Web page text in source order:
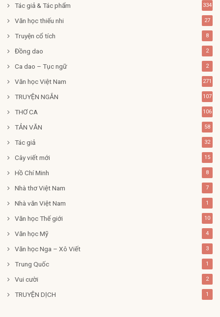
Tác giả & Tác phẩm 334
Văn học thiếu nhi 27
Truyện cổ tích 8
Đồng dao 2
Ca dao – Tục ngữ 2
Văn học Việt Nam 271
TRUYỆN NGẮN 107
THƠ CA 106
TẢN VĂN 58
Tác giả 32
Cây viết mới 15
Hồ Chí Minh 8
Nhà thơ Việt Nam 7
Nhà văn Việt Nam 1
Văn học Thế giới 10
Văn học Mỹ 4
Văn học Nga – Xô Viết 3
Trung Quốc 1
Vui cười 2
TRUYỆN DỊCH 1